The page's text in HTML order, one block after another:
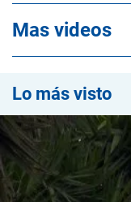
Mas videos
Lo más visto